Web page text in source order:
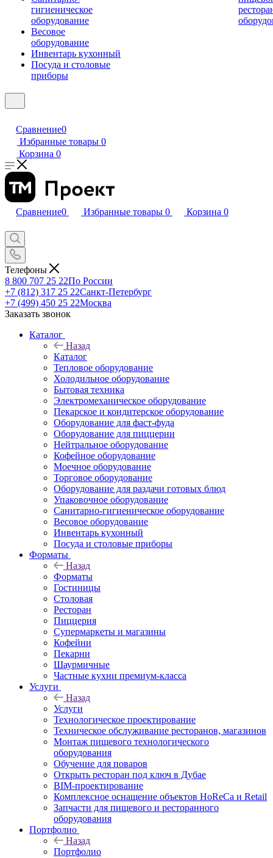
гигиеническое
оборудование
Весовое
оборудование
Инвентарь кухонный
Посуда и столовые
приборы
Сравнение0
Избранные товары 0
Корзина 0
Сравнение0 Избранные товары 0 Корзина 0
Телефоны
8 800 707 25 22По России
+7 (812) 317 25 22Санкт-Петербург
+7 (499) 450 25 22Москва
Заказать звонок
Каталог
Назад
Каталог
Тепловое оборудование
Холодильное оборудование
Бытовая техника
Электромеханическое оборудование
Пекарское и кондитерское оборудование
Оборудование для фаст-фуда
Оборудование для пиццерии
Нейтральное оборудование
Кофейное оборудование
Моечное оборудование
Торговое оборудование
Оборудование для раздачи готовых блюд
Упаковочное оборудование
Санитарно-гигиеническое оборудование
Весовое оборудование
Инвентарь кухонный
Посуда и столовые приборы
Форматы
Назад
Форматы
Гостиницы
Столовая
Ресторан
Пиццерия
Супермаркеты и магазины
Кофейни
Пекарни
Шаурмичные
Частные кухни премиум-класса
Услуги
Назад
Услуги
Технологическое проектирование
Техническое обслуживание ресторанов, магазинов
Монтаж пищевого технологического
оборудования
Обучение для поваров
Открыть ресторан под ключ в Дубае
BIM-проектирование
Комплексное оснащение объектов HoReCa и Retail
Запчасти для пищевого и ресторанного
оборудования
Портфолио
Назад
Портфолио